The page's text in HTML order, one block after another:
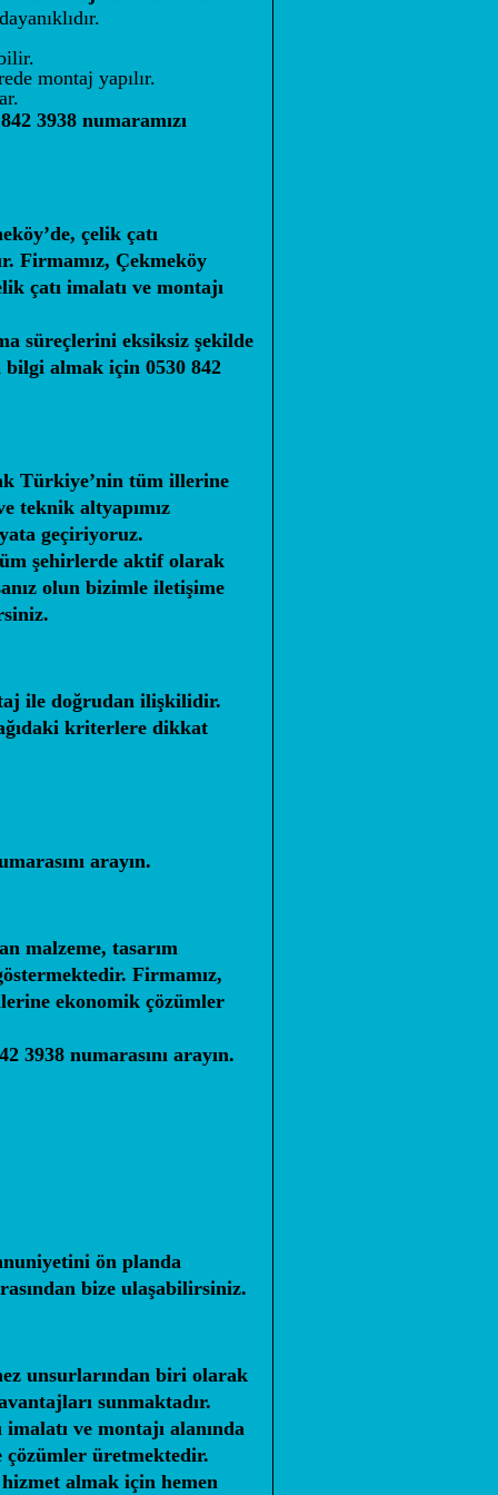
montaj yapılır.
3938 numaramızı
çelik çatı
Firmamız, Çekmeköy
çatı imalatı ve montajı
süreçlerini eksiksiz şekilde
bilgi almak için 0530 842
Türkiye’nin tüm illerine
teknik altyapımız
geçiriyoruz.
şehirlerde aktif olarak
olun bizimle iletişime
ile doğrudan ilişkilidir.
kriterlere dikkat
arayın.
malzeme, tasarım
Firmamız,
ekonomik çözümler
3938 numarasını arayın.
ön planda
bize ulaşabilirsiniz.
unsurlarından biri olarak
sunmaktadır.
ve montajı alanında
çözümler üretmektedir.
almak için hemen